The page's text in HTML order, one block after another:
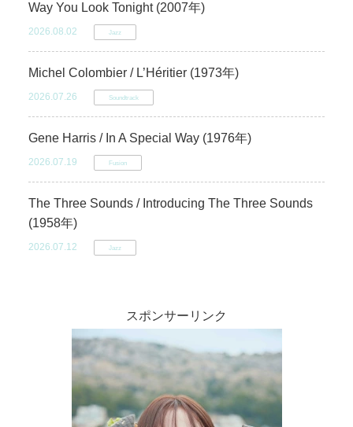
Way You Look Tonight (2007年)
2026.08.02 Jazz
Michel Colombier / L’Héritier (1973年)
2026.07.26 Soundtrack
Gene Harris / In A Special Way (1976年)
2026.07.19 Fusion
The Three Sounds / Introducing The Three Sounds
(1958年)
2026.07.12 Jazz
スポンサーリンク